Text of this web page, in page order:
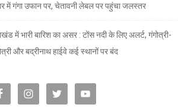
में गंगा उफान पर, चेतावनी लेबल पर पहुंचा जलस्तर
में भारी बारिश का असर : टोंस नदी के लिए अलर्ट, गंगोत्री-
और बद्रीनाथ हाईवे कई स्थानों पर बंद